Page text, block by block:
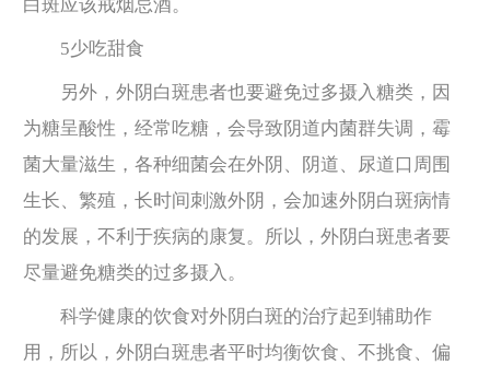
白斑应该戒烟忌酒。
5少吃甜食
另外，外阴白斑患者也要避免过多摄入糖类，因
为糖呈酸性，经常吃糖，会导致阴道内菌群失调，霉
菌大量滋生，各种细菌会在外阴、阴道、尿道口周围
生长、繁殖，长时间刺激外阴，会加速外阴白斑病情
的发展，不利于疾病的康复。所以，外阴白斑患者要
尽量避免糖类的过多摄入。
科学健康的饮食对外阴白斑的治疗起到辅助作
用，所以，外阴白斑患者平时均衡饮食、不挑食、偏